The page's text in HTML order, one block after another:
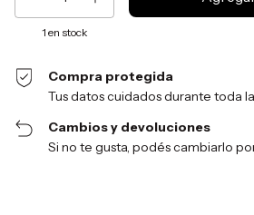
1 en stock
Compra protegida
Tus datos cuidados durante toda
Cambios y devoluciones
Si no te gusta, podés cambiarlo